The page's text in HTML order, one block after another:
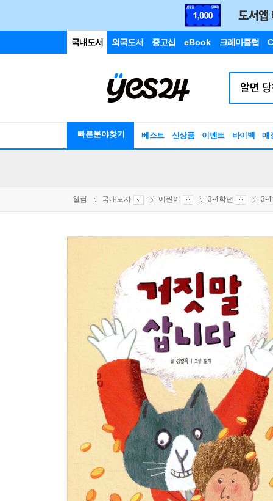
국내도서 외국도서 중고샵 eBook 크레마클럽
빠른분야찾기 베스트 신상품 이벤트 바이백 매
웰컴 국내도서 어린이 3-4학년 3-4